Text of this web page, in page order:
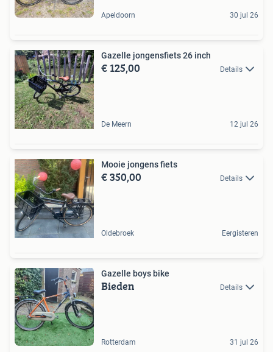
Apeldoorn 30 jul 26
Gazelle jongensfiets 26 inch
€ 125,00 Details
De Meern 12 jul 26
Mooie jongens fiets
€ 350,00 Details
Oldebroek Eergisteren
Gazelle boys bike
Bieden Details
Rotterdam 31 jul 26